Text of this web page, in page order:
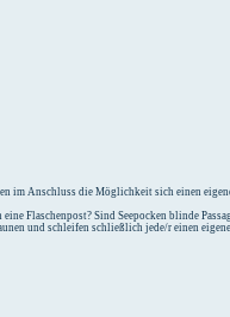
im Anschluss die Möglichkeit sich einen
Flaschenpost? Sind Seepocken blinde
und schleifen schließlich jede/r einen